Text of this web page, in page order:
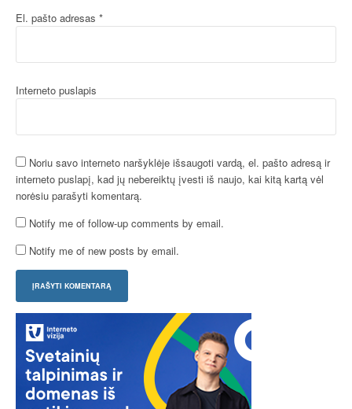
El. pašto adresas *
Interneto puslapis
Noriu savo interneto naršyklėje išsaugoti vardą, el. pašto adresą ir
interneto puslapį, kad jų nebereiktų įvesti iš naujo, kai kitą kartą vėl
norėsiu parašyti komentarą.
Notify me of follow-up comments by email.
Notify me of new posts by email.